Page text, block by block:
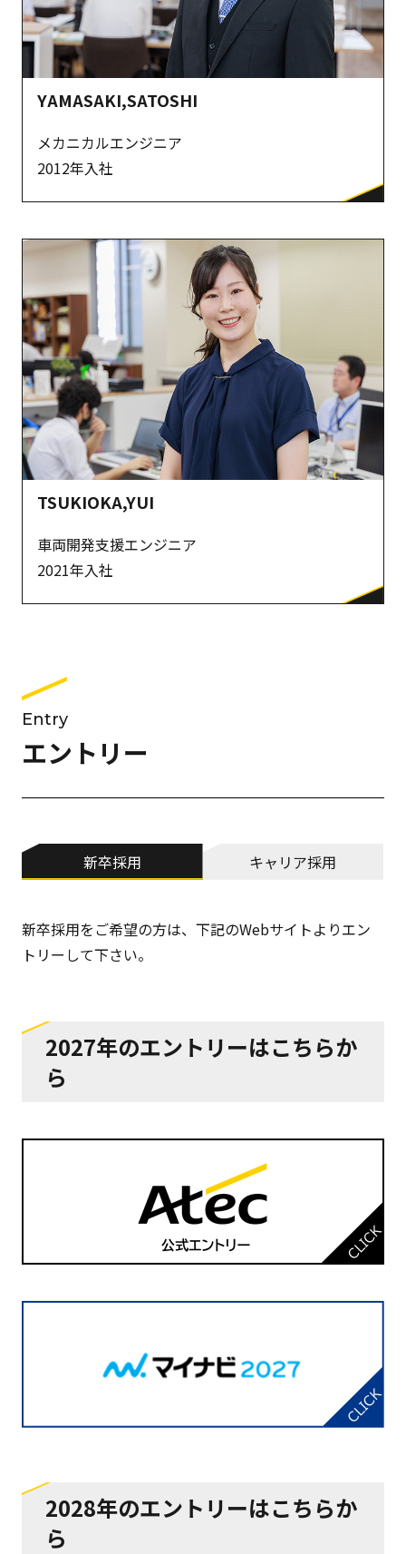
YAMASAKI,SATOSHI
メカニカルエンジニア
2012年入社
TSUKIOKA,YUI
車両開発支援エンジニア
2021年入社
Entry
エントリー
新卒採用 キャリア採用
新卒採用をご希望の方は、下記のWebサイトよりエン
トリーして下さい。
2027年のエントリーはこちらか
ら
2028年のエントリーはこちらか
ら